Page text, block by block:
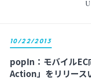
10/22/2013
popIn：モバイル
Action」をリリース